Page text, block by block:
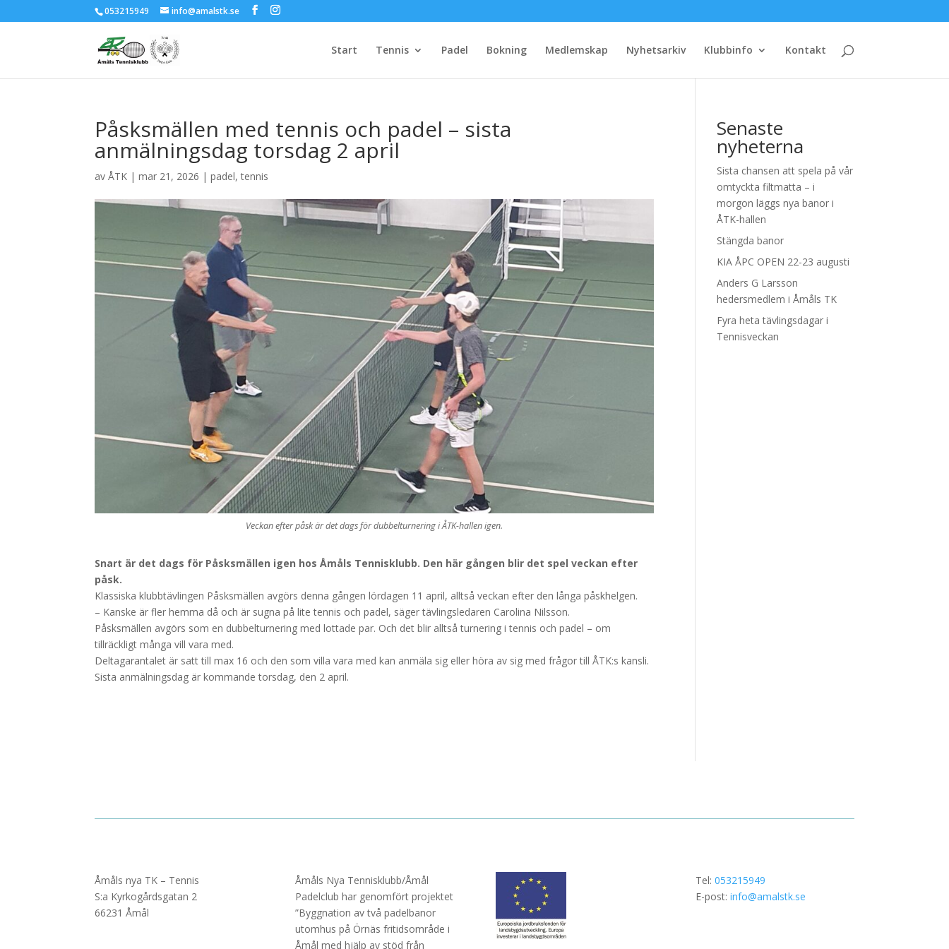
053215949 info@amalstk.se
Start Tennis Padel Bokning Medlemskap Nyhetsarkiv Klubbinfo Kontakt
Påsksmällen med tennis och padel – sista
anmälningsdag torsdag 2 april
avÅTK |mar 21, 2026 |padel,tennis
Veckan efter påsk är det dags för dubbelturnering i ÅTK-hallen igen.
Snart är det dags för Påsksmällen igen hos Åmåls Tennisklubb. Den här gången blir det spel veckan efter
påsk.
Klassiska klubbtävlingen Påsksmällen avgörs denna gången lördagen 11 april, alltså veckan efter den långa påskhelgen.
– Kanske är fler hemma då och är sugna på lite tennis och padel, säger tävlingsledaren Carolina Nilsson.
Påsksmällen avgörs som en dubbelturnering med lottade par. Och det blir alltså turnering i tennis och padel – om
tillräckligt många vill vara med.
Deltagarantalet är satt till max 16 och den som villa vara med kan anmäla sig eller höra av sig med frågor till ÅTK:s kansli.
Sista anmälningsdag är kommande torsdag, den 2 april.
Senaste
nyheterna
Sista chansen att spela på vår
omtyckta filtmatta – i
morgon läggs nya banor i
ÅTK-hallen
Stängda banor
KIA ÅPC OPEN 22-23 augusti
Anders G Larsson
hedersmedlem i Åmåls TK
Fyra heta tävlingsdagar i
Tennisveckan
Åmåls nya TK – Tennis
S:a Kyrkogårdsgatan 2
66231 Åmål
Åmåls Nya Tennisklubb/Åmål
Padelclub har genomfört projektet
”Byggnation av två padelbanor
utomhus på Örnäs fritidsområde i
Åmål med hjälp av stöd från
Tel:053215949
E-post:info@amalstk.se